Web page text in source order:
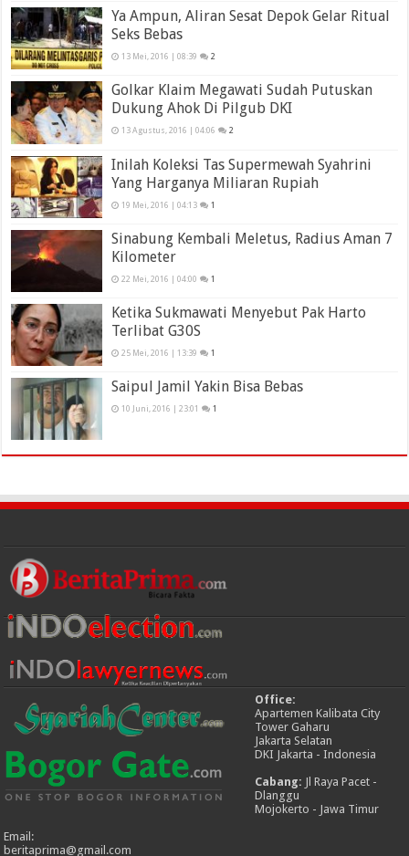
Ya Ampun, Aliran Sesat Depok Gelar Ritual
Seks Bebas
13 Mei, 2016 | 08:39 2
Golkar Klaim Megawati Sudah Putuskan
Dukung Ahok Di Pilgub DKI
13 Agustus, 2016 | 04:06 2
Inilah Koleksi Tas Supermewah Syahrini
Yang Harganya Miliaran Rupiah
19 Mei, 2016 | 04:13 1
Sinabung Kembali Meletus, Radius Aman 7
Kilometer
22 Mei, 2016 | 04:00 1
Ketika Sukmawati Menyebut Pak Harto
Terlibat G30S
25 Mei, 2016 | 13:39 1
Saipul Jamil Yakin Bisa Bebas
10 Juni, 2016 | 23:01 1
Office:
Apartemen Kalibata City
Tower Gaharu
Jakarta Selatan
DKI Jakarta - Indonesia
Cabang: Jl Raya Pacet -
Dlanggu
Mojokerto - Jawa Timur
Email:
beritaprima@gmail.com